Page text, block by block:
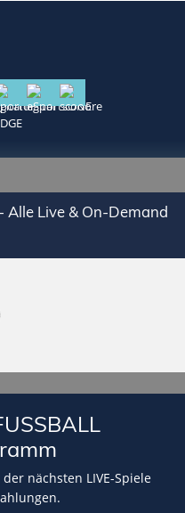
Alle Live & On-Demand
nächsten LIVE-Spiele